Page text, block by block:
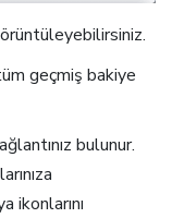
geçmiş bakiye
bulunur.
ikonlarını